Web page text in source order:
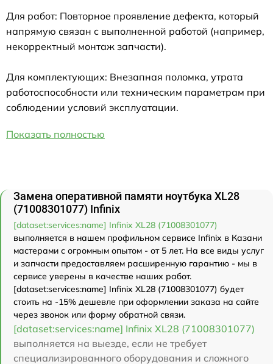
Для работ: Повторное проявление дефекта, который
напрямую связан с выполненной работой (например,
некорректный монтаж запчасти).
Для комплектующих: Внезапная поломка, утрата
работоспособности или техническим параметрам при
соблюдении условий эксплуатации.
Показать полностью
Замена оперативной памяти ноутбука XL28
(71008301077) Infinix
[dataset:services:name] Infinix XL28 (71008301077)
выполняется в нашем профильном сервисе Infinix в Казани
мастерами с огромным опытом - от 5 лет. На все виды услуг
и запчасти предоставляем расширенную гарантию - мы в
сервисе уверены в качестве наших работ.
[dataset:services:name] Infinix XL28 (71008301077) будет
стоить на -15% дешевле при оформлении заказа на сайте
через звонок или форму обратной связи.
[dataset:services:name] Infinix XL28 (71008301077)
выполняется на выезде, если не требует
специализированного оборудования и сложного